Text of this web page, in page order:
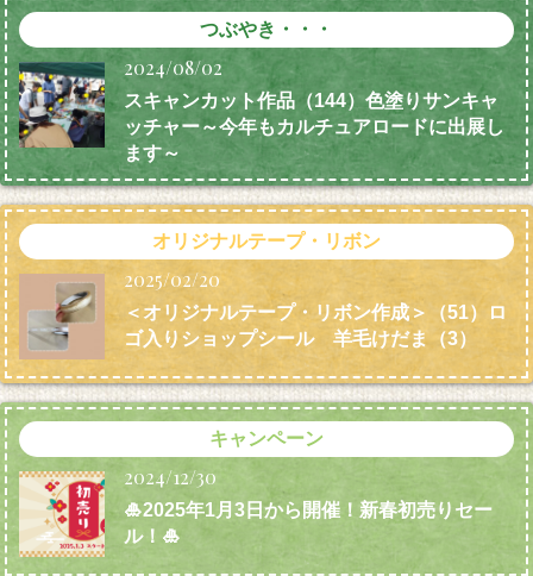
つぶやき・・・
2024/08/02
スキャンカット作品（144）色塗りサンキャ
ッチャー～今年もカルチュアロードに出展し
ます～
オリジナルテープ・リボン
2025/02/20
＜オリジナルテープ・リボン作成＞（51）ロ
ゴ入りショップシール 羊毛けだま （3）
キャンペーン
2024/12/30
🎍2025年1月3日から開催！新春初売りセー
ル！🎍